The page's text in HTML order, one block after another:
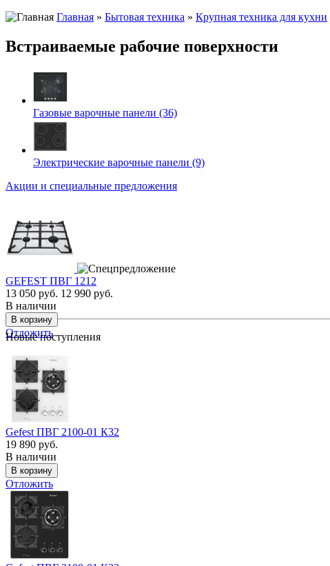
Главная » Бытовая техника » Крупная техника для кухни
Встраиваемые рабочие поверхности
Газовые варочные панели (36)
Электрические варочные панели (9)
Акции и специальные предложения
GEFEST ПВГ 1212
13 050 руб. 12 990 руб.
В наличии
Отложить
Новые поступления
Gefest ПВГ 2100-01 К32
19 890 руб.
В наличии
Отложить